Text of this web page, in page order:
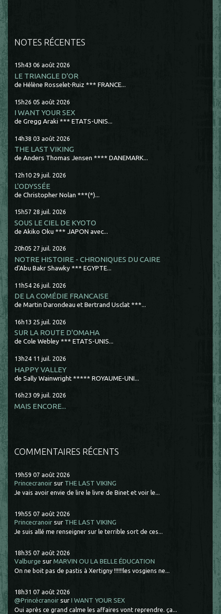
NOTES RÉCENTES
15h43 06 août 2026
LE TRIANGLE D'OR
de Hélène Rosselet-Ruiz *** FRANCE...
15h26 05 août 2026
I WANT YOUR SEX
de Gregg Araki *** ETATS-UNIS...
14h38 03 août 2026
THE LAST VIKING
de Anders Thomas Jensen **** DANEMARK...
12h10 29 juil. 2026
L'ODYSSÉE
de Christopher Nolan ***(*)...
15h57 28 juil. 2026
SOUS LE CIEL DE KYOTO
de Akiko Oku *** JAPON avec...
20h05 27 juil. 2026
NOTRE HISTOIRE - CHRONIQUES DU CAIRE
d'Abu Bakr Shawky *** EGYPTE...
11h54 26 juil. 2026
DE LA COMÉDIE FRANCAISE
de Martin Darondeau et Bertrand Usclat ***...
16h13 25 juil. 2026
SUR LA ROUTE D'OMAHA
de Cole Webley *** ETATS-UNIS...
13h24 11 juil. 2026
HAPPY VALLEY
de Sally Wainwright ***** ROYAUME-UNI...
16h23 09 juil. 2026
MAIS ENCORE...
COMMENTAIRES RÉCENTS
19h59 07 août 2026
Princecranoir sur THE LAST VIKING
Je vais avoir envie de lire le livre de Binet et voir le...
19h55 07 août 2026
Princecranoir sur THE LAST VIKING
Je suis allé me renseigner sur le terrible sort de ces...
18h35 07 août 2026
Valburge surMARVIN OU LA BELLE ÉDUCATION
On ne boit pas de pastis à Xertigny !!!!!!les vosgiens ne...
18h31 07 août 2026
@Princécranoir surI WANT YOUR SEX
Oui après ce grand calme les affaires vont reprendre. ça...